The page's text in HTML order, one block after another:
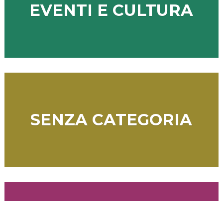
EVENTI E CULTURA
SENZA CATEGORIA